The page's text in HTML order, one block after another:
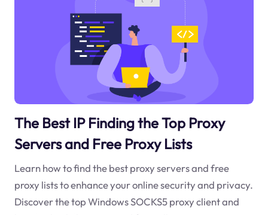
The Best IP Finding the Top Proxy
Servers and Free Proxy Lists
Learn how to find the best proxy servers and free
proxy lists to enhance your online security and privacy.
Discover the top Windows SOCKS5 proxy client and